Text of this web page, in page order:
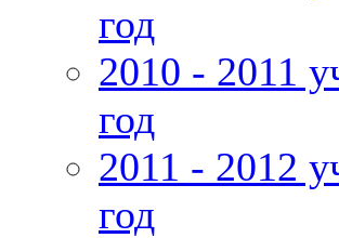
год
2010 - 2011
год
2011 - 2012
год